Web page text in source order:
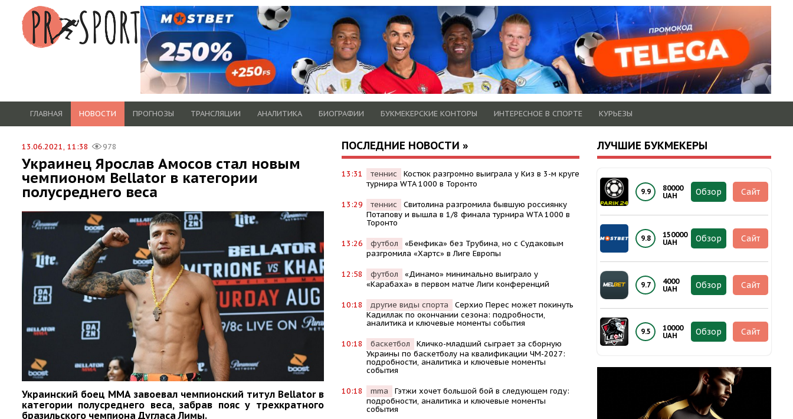
ГЛАВНАЯ НОВОСТИ ПРОГНОЗЫ ТРАНСЛЯЦИИ АНАЛИТИКА БИОГРАФИИ БУКМЕКЕРСКИЕ КОНТОРЫ ИНТЕРЕСНОЕ В СПОРТЕ КУРЬЕЗЫ
13.06.2021, 11:38 978
Украинец Ярослав Амосов стал новым
чемпионом Bellator в категории
полусреднего веса
Украинский боец ММА завоевал чемпионский титул Bellator в
категории полусреднего веса, забрав пояс у трехкратного
бразильского чемпиона Дугласа Лимы.
ПОСЛЕДНИЕ НОВОСТИ »
13:31 теннис
Костюк разгромно выиграла у Киз в 3-м круге
турнира WTA 1000 в Торонто
13:29 теннис
Свитолина разгромила бывшую россиянку
Потапову и вышла в 1/8 финала турнира WTA 1000 в
Торонто
13:26 футбол
«Бенфика» без Трубина, но с Судаковым
разгромила «Хартс» в Лиге Европы
12:58 футбол
«Динамо» минимально выиграло у
«Карабаха» в первом матче Лиги конференций
10:18 другие виды спорта
Серхио Перес может покинуть
Кадиллак по окончании сезона: подробности,
аналитика и ключевые моменты события
10:18 баскетбол
Кличко-младший сыграет за сборную
Украины по баскетболу на квалификации ЧМ-2027:
подробности, аналитика и ключевые моменты
события
10:18 mma
Гэтжи хочет большой бой в следующем году:
подробности, аналитика и ключевые моменты
события
ЛУЧШИЕ БУКМЕКЕРЫ
9.9
80000
UAH
Обзор Сайт
9.8
150000
UAH
Обзор Сайт
9.7
4000
UAH
Обзор Сайт
9.5
10000
UAH
Обзор Сайт